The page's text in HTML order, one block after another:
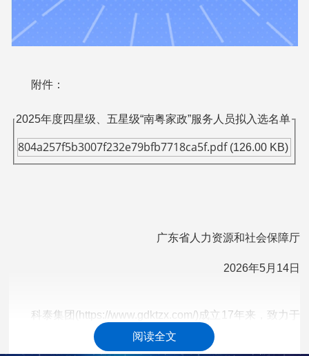
附件：
2025年度四星级、五星级“南粤家政”服务人员拟入选名单
804a257f5b3007f232e79bfb7718ca5f.pdf(126.00 KB)
广东省人力资源和社会保障厅
2026年5月14日
科泰集团(https://www.gdktzx.com/)成立17年来，致力于
高新技术企业认定 名优高新技术产品
中心认定、省市企业技术中心认定、省市工业设计中心认
阅读全文